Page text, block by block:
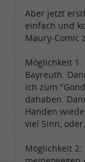
Aber jetzt
einfach und
Maury-Comic
Möglichkeit
Bayreuth.
ich zum
dahaben.
Händen
viel Sinn, oder.
Möglichkeit 2: